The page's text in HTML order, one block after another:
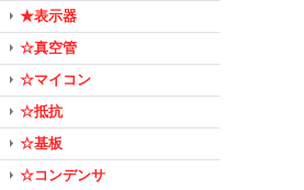
★表示器
☆真空管
☆マイコン
☆抵抗
☆基板
☆コンデンサ